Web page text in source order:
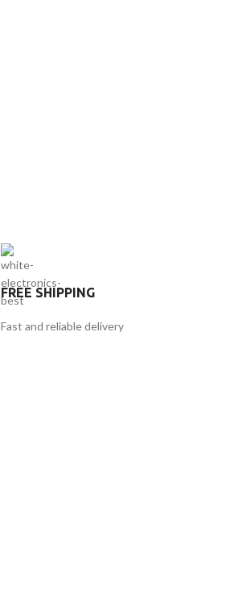
FREE SHIPPING
Fast and reliable delivery